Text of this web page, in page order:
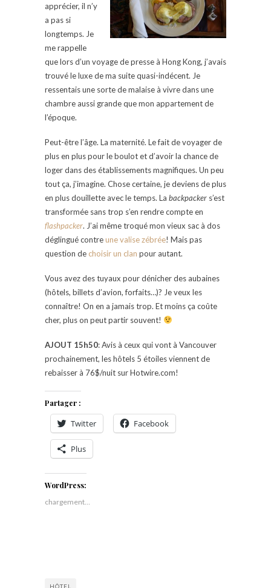
apprécier, il n’y
a pas si
longtemps. Je
me rappelle
que lors d’un voyage de presse à Hong Kong, j’avais
trouvé le luxe de ma suite quasi-indécent. Je
ressentais une sorte de malaise à vivre dans une
chambre aussi grande que mon appartement de
l’époque.
Peut-être l’âge. La maternité. Le fait de voyager de
plus en plus pour le boulot et d’avoir la chance de
loger dans des établissements magnifiques. Un peu
tout ça, j’imagine. Chose certaine, je deviens de plus
en plus douillette avec le temps. La backpacker s’est
transformée sans trop s’en rendre compte en
flashpacker. J’ai même troqué mon vieux sac à dos
déglingué contreune valise zébrée! Mais pas
question de choisir un clan pour autant.
Vous avez des tuyaux pour dénicher des aubaines
(hôtels, billets d’avion, forfaits…)? Je veux les
connaître! On en a jamais trop. Et moins ça coûte
cher, plus on peut partir souvent!
AJOUT 15h50: Avis à ceux qui vont à Vancouver
prochainement, les hôtels 5 étoiles viennent de
rebaisser à 76$/nuit sur Hotwire.com!
Partager :
Twitter Facebook
Plus
WordPress:
chargement…
HÔTEL